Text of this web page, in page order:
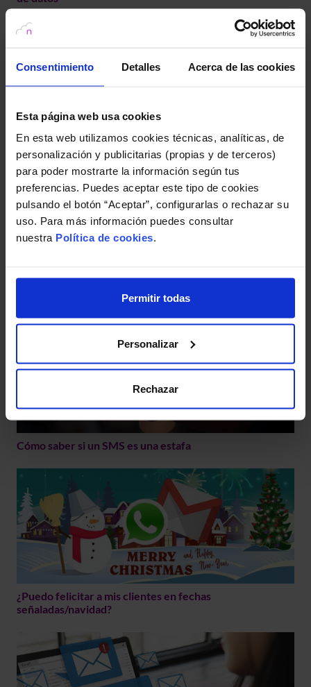
Consentimiento Detalles Acerca de las cookies
Esta página web usa cookies
En esta web utilizamos cookies técnicas, analíticas, de
personalización y publicitarias (propias y de terceros)
para poder mostrarte la información según tus
preferencias. Puedes aceptar este tipo de cookies
pulsando el botón “Aceptar”, configurarlas o rechazar su
uso. Para más información puedes consultar
nuestra Política de cookies.
Permitir todas
Personalizar
Rechazar
La encuesta y protección de datos: La curiosidad ‘puede
matar al gato’
Cómo saber si un SMS es una estafa
¿Puedo felicitar a mis clientes en fechas
señaladas/navidad?